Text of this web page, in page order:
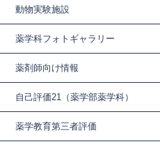
動物実験施設
薬学科フォトギャラリー
薬剤師向け情報
自己評価21（薬学部薬学科）
薬学教育第三者評価